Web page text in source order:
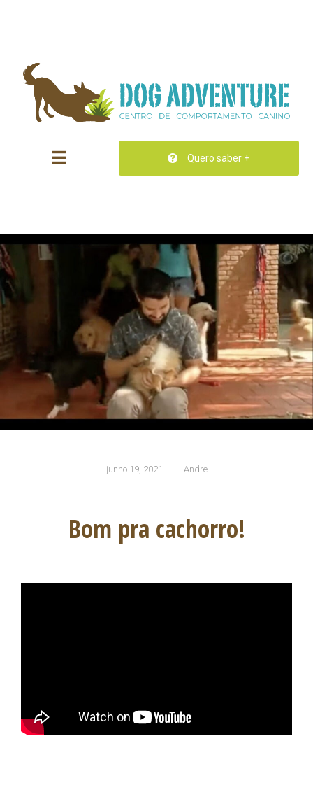
Quero saber +
junho 19, 2021 Andre
Bom pra cachorro!